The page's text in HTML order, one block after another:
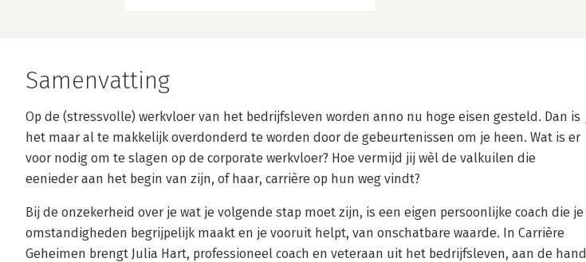
Samenvatting
Op de (stressvolle) werkvloer van het bedrijfsleven worden anno nu hoge eisen gesteld. Dan is
het maar al te makkelijk overdonderd te worden door de gebeurtenissen om je heen. Wat is er
voor nodig om te slagen op de corporate werkvloer? Hoe vermijd jij wèl de valkuilen die
eenieder aan het begin van zijn, of haar, carrière op hun weg vindt?
Bij de onzekerheid over je wat je volgende stap moet zijn, is een eigen persoonlijke coach die je
omstandigheden begrijpelijk maakt en je vooruit helpt, van onschatbare waarde. In Carrière
Geheimen brengt Julia Hart, professioneel coach en veteraan uit het bedrijfsleven, aan de hand